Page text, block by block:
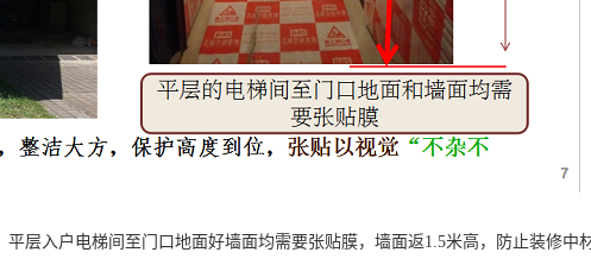
层入户电梯间至门口地面好墙面均需要张贴膜，墙面返1.5米高，防止装修中